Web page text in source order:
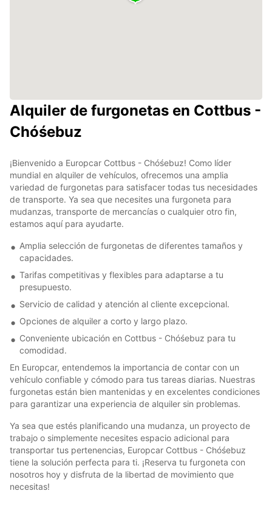
Alquiler de furgonetas en Cottbus -
Chóśebuz
¡Bienvenido a Europcar Cottbus - Chóśebuz! Como líder
mundial en alquiler de vehículos, ofrecemos una amplia
variedad de furgonetas para satisfacer todas tus necesidades
de transporte. Ya sea que necesites una furgoneta para
mudanzas, transporte de mercancías o cualquier otro fin,
estamos aquí para ayudarte.
Amplia selección de furgonetas de diferentes tamaños y
capacidades.
Tarifas competitivas y flexibles para adaptarse a tu
presupuesto.
Servicio de calidad y atención al cliente excepcional.
Opciones de alquiler a corto y largo plazo.
Conveniente ubicación en Cottbus - Chóśebuz para tu
comodidad.
En Europcar, entendemos la importancia de contar con un
vehículo confiable y cómodo para tus tareas diarias. Nuestras
furgonetas están bien mantenidas y en excelentes condiciones
para garantizar una experiencia de alquiler sin problemas.
Ya sea que estés planificando una mudanza, un proyecto de
trabajo o simplemente necesites espacio adicional para
transportar tus pertenencias, Europcar Cottbus - Chóśebuz
tiene la solución perfecta para ti. ¡Reserva tu furgoneta con
nosotros hoy y disfruta de la libertad de movimiento que
necesitas!